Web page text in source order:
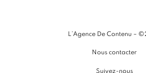
L’Agence De Contenu –
Nous contacter
Suivez-nous